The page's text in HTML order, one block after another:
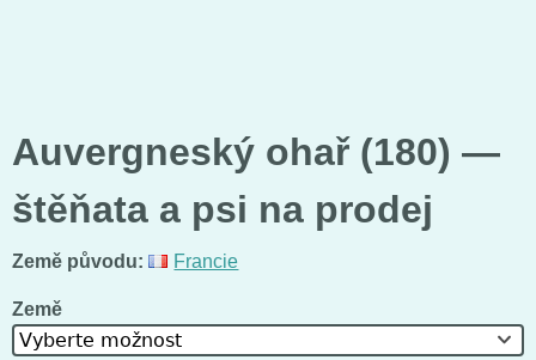
Auvergneský ohař (180) —
štěňata a psi na prodej
Země původu: Francie
Země
Vyberte možnost